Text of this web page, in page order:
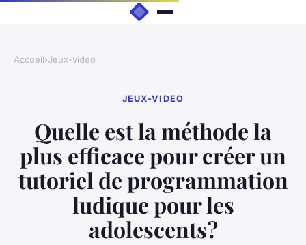
Accueil›Jeux-video
JEUX-VIDEO
Quelle est la méthode la
plus efficace pour créer un
tutoriel de programmation
ludique pour les
adolescents?